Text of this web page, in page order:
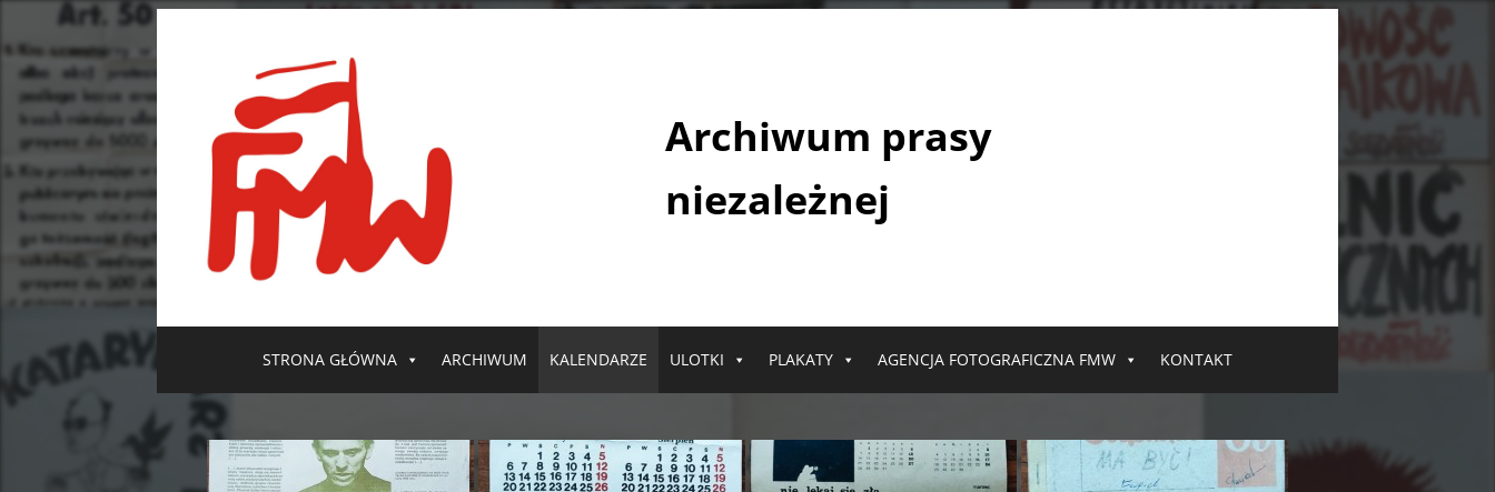
Archiwum prasy
niezależnej
STRONA GŁÓWNA ARCHIWUM KALENDARZE ULOTKI PLAKATY AGENCJA FOTOGRAFICZNA FMW KONTAKT